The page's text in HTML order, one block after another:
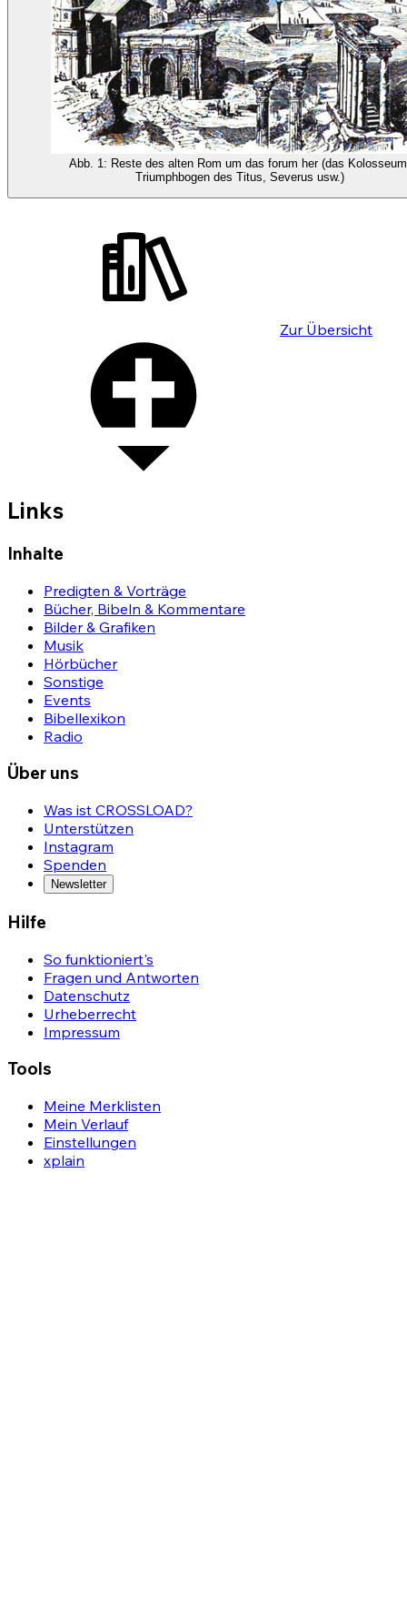
Abb. 1: Reste des alten Rom um das forum her (das
Triumphbogen des Titus, Severus usw.)
Zur Übersicht
Links
Inhalte
Predigten & Vorträge
Bücher, Bibeln & Kommentare
Bilder & Grafiken
Musik
Hörbücher
Sonstige
Events
Bibellexikon
Radio
Über uns
Was ist CROSSLOAD?
Unterstützen
Instagram
Spenden
Newsletter
Hilfe
So funktioniert's
Fragen und Antworten
Datenschutz
Urheberrecht
Impressum
Tools
Meine Merklisten
Mein Verlauf
Einstellungen
xplain